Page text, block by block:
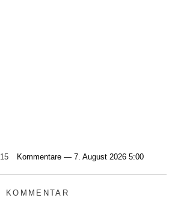
15 Kommentare — 7. August 2026 5:00
KOMMENTAR